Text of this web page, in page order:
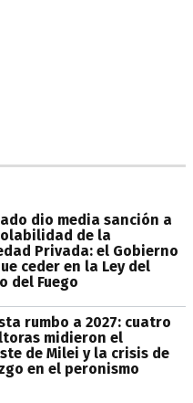
dio media sanción a
de la
Privada: el Gobierno
ceder en la Ley del
del Fuego
rumbo a 2027: cuatro
midieron el
de Milei y la crisis de
en el peronismo